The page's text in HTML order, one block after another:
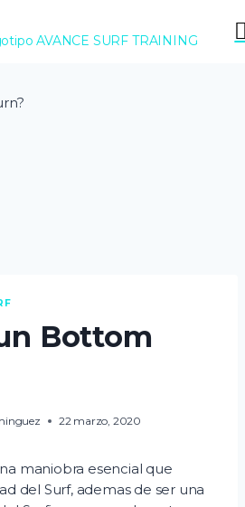
Bottom
22 marzo, 2020
maniobra esencial que
del Surf, ademas de ser una